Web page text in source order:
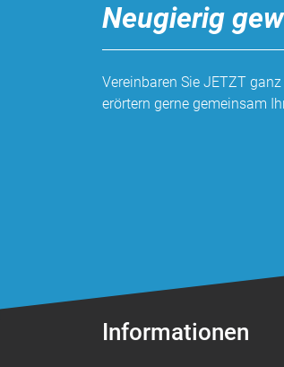
Neugierig
Vereinbaren Sie JETZT
erörtern gerne gemeinsam
Informationen